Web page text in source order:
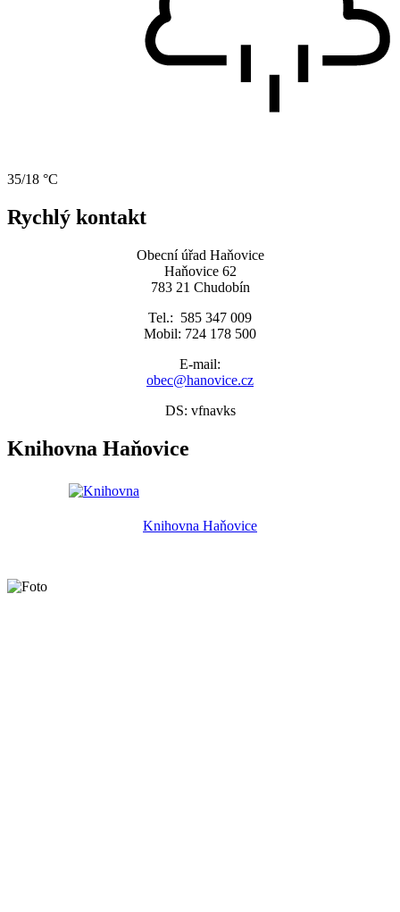
35/18 °C
Rychlý kontakt
Obecní úřad Haňovice
Haňovice 62
783 21 Chudobín
Tel.: 585 347 009
Mobil: 724 178 500
E-mail:
obec@hanovice.cz
DS: vfnavks
Knihovna Haňovice
Knihovna Haňovice